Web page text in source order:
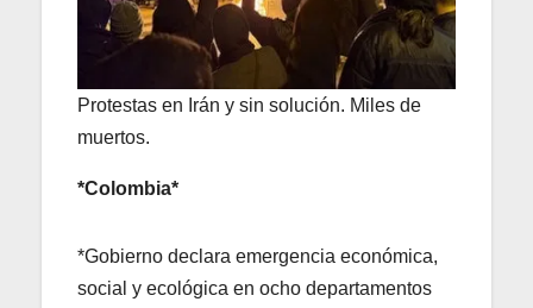
Protestas en Irán y sin solución. Miles de
muertos.
*Colombia*
*Gobierno declara emergencia económica,
social y ecológica en ocho departamentos